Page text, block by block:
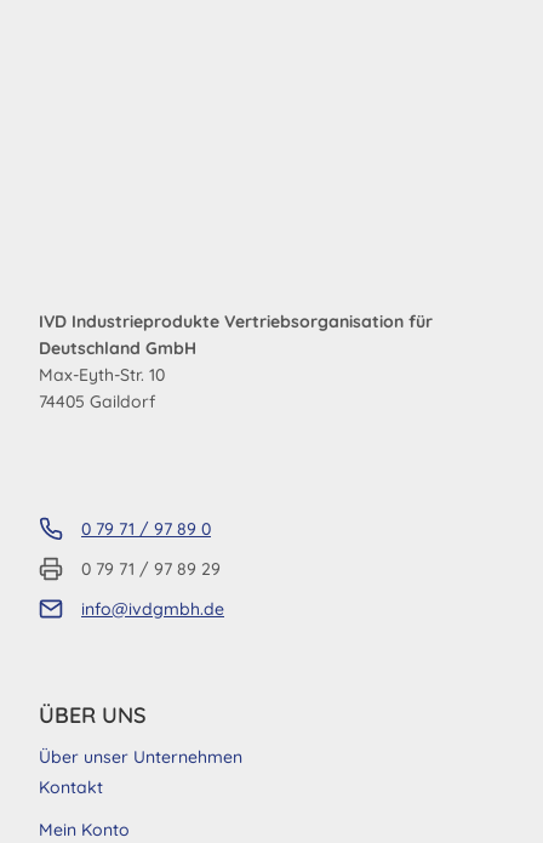
IVD Industrieprodukte Vertriebsorganisation für
Deutschland GmbH
Max-Eyth-Str. 10
74405 Gaildorf
0 79 71 / 97 89 0
0 79 71 / 97 89 29
info@ivdgmbh.de
ÜBER UNS
Über unser Unternehmen
Kontakt
Mein Konto